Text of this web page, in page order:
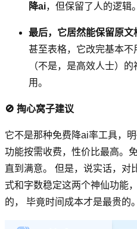
降ai，但保留了人的逻辑。
最后，它居然能保留原文
甚至表格，它改完基本不
（不是，是高效人士）的
用。
🚫 掏心窝子建议
它不是那种免费降ai率工具，
功能按需收费，性价比最高。
直到满意。 但是，说实话，对
式和字数稳定这两个神仙功能
的， 毕竟时间成本才是最贵的。